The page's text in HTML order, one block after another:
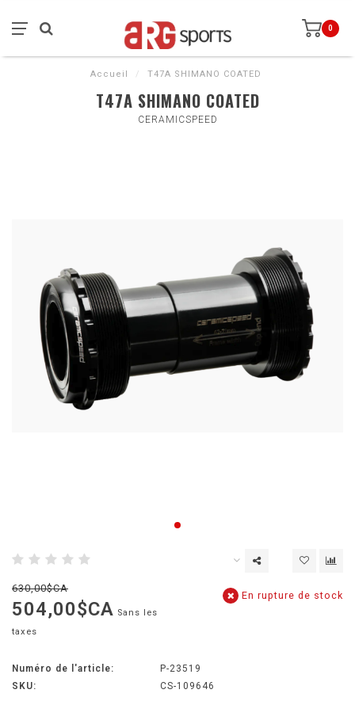
0
Accueil / T47A SHIMANO COATED
T47A SHIMANO COATED
CERAMICSPEED
630,00$CA
504,00$CA Sans les
taxes
En rupture de stock
Numéro de l'article:
P-23519
SKU:
CS-109646